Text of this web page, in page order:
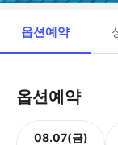
옵션예약
옵션예약
08.07(금)